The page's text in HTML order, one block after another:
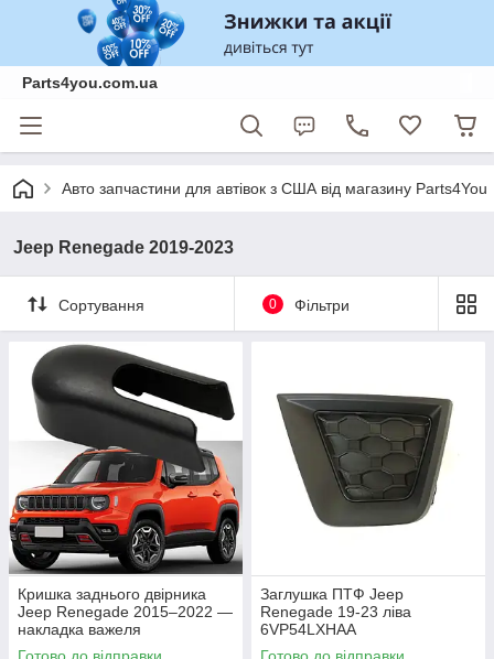
Parts4you.com.ua
Авто запчастини для автівок з США від магазину Parts4You
Jeep Renegade 2019-2023
Сортування 0 Фільтри
Кришка заднього двірника
Jeep Renegade 2015–2022 —
накладка важеля
склоочисника, захист
Заглушка ПТФ Jeep
Renegade 19-23 ліва
6VP54LXHAA